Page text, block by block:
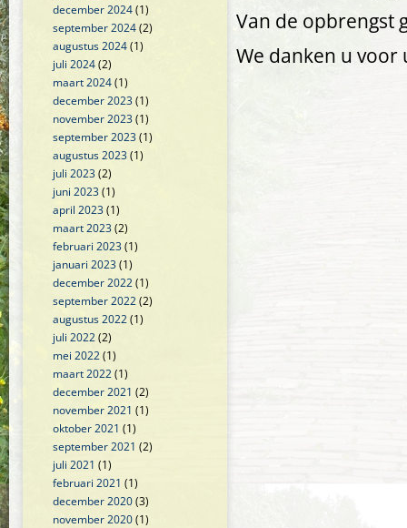
december 2024(1)
september 2024(2)
augustus 2024(1)
juli 2024(2)
maart 2024(1)
december 2023(1)
november 2023(1)
september 2023(1)
augustus 2023(1)
juli 2023(2)
juni 2023(1)
april 2023(1)
maart 2023(2)
februari 2023(1)
januari 2023(1)
december 2022(1)
september 2022(2)
augustus 2022(1)
juli 2022(2)
mei 2022(1)
maart 2022(1)
december 2021 (2)
november 2021 (1)
oktober 2021 (1)
september 2021 (2)
juli 2021 (1)
februari 2021 (1)
december 2020(3)
november 2020(1)
Van de opbrengst
We danken u voor